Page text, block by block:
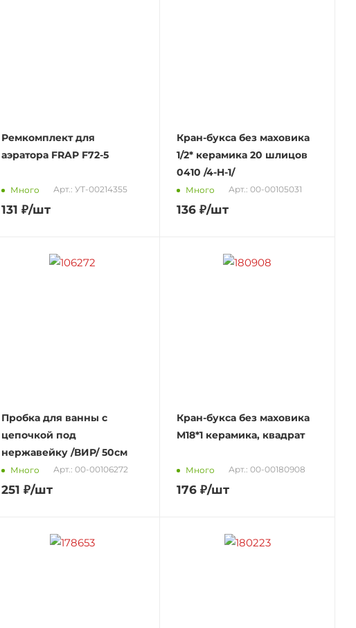
Ремкомплект для
аэратора FRAP F72-5
Много Арт.: УТ-00214355
131 ₽/шт
Кран-букса без маховика
1/2* керамика 20 шлицов
0410 /4-H-1/
Много Арт.: 00-00105031
136 ₽/шт
Пробка для ванны с
цепочкой под
нержавейку /ВИР/ 50см
Много Арт.: 00-00106272
251 ₽/шт
Кран-букса без маховика
M18*1 керамика, квадрат
Много Арт.: 00-00180908
176 ₽/шт